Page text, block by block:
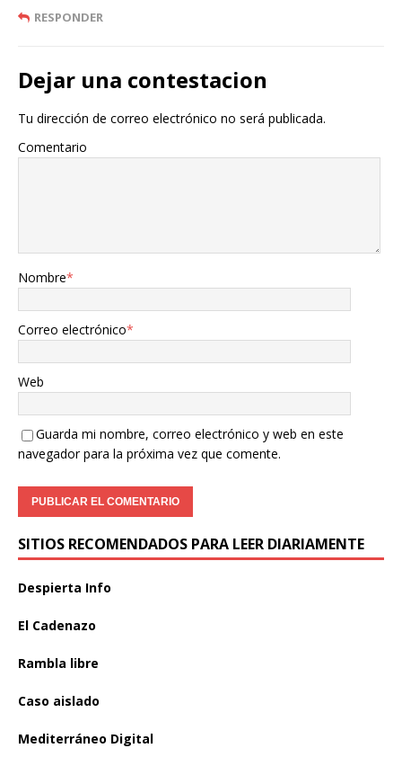
RESPONDER
Dejar una contestacion
Tu dirección de correo electrónico no será publicada.
Comentario
Nombre*
Correo electrónico*
Web
Guarda mi nombre, correo electrónico y web en este
navegador para la próxima vez que comente.
SITIOS RECOMENDADOS PARA LEER DIARIAMENTE
Despierta Info
El Cadenazo
Rambla libre
Caso aislado
Mediterráneo Digital